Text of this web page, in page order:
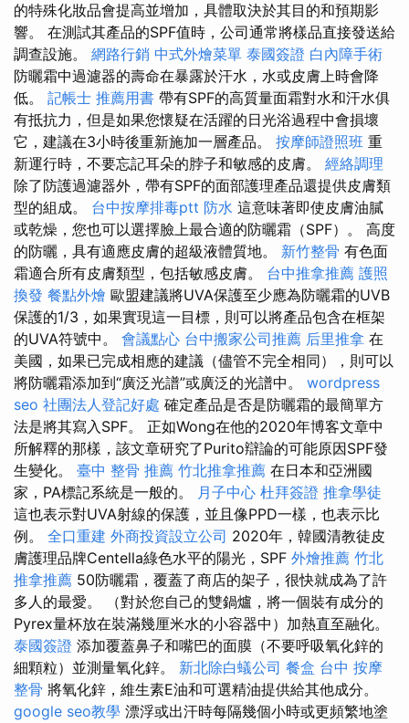
的特殊化妝品會提高並增加，具體取決於其目的和預期影
響。 在測試其產品的SPF值時，公司通常將樣品直接發送給
調查設施。 網路行銷 中式外燴菜單 泰國簽證 白內障手術
防曬霜中過濾器的壽命在暴露於汗水，水或皮膚上時會降
低。 記帳士 推薦用書 帶有SPF的高質量面霜對水和汗水俱
有抵抗力，但是如果您懷疑在活躍的日光浴過程中會損壞
它，建議在3小時後重新施加一層產品。 按摩師證照班 重
新運行時，不要忘記耳朵的脖子和敏感的皮膚。 經絡調理
除了防護過濾器外，帶有SPF的面部護理產品還提供皮膚類
型的組成。 台中按摩排毒ptt 防水 這意味著即使皮膚油膩
或乾燥，您也可以選擇臉上最合適的防曬霜（SPF）。 高度
的防曬，具有適應皮膚的超級液體質地。 新竹整骨 有色面
霜適合所有皮膚類型，包括敏感皮膚。 台中推拿推薦 護照
換發 餐點外燴 歐盟建議將UVA保護至少應為防曬霜的UVB
保護的1/3，如果實現這一目標，則可以將產品包含在框架
的UVA符號中。 會議點心 台中搬家公司推薦 后里推拿 在
美國，如果已完成相應的建議（儘管不完全相同），則可以
將防曬霜添加到“廣泛光譜”或廣泛的光譜中。 wordpress
seo 社團法人登記好處 確定產品是否是防曬霜的最簡單方
法是將其寫入SPF。 正如Wong在他的2020年博客文章中
所解釋的那樣，該文章研究了Purito辯論的可能原因SPF發
生變化。 臺中 整骨 推薦 竹北推拿推薦 在日本和亞洲國
家，PA標記系統是一般的。 月子中心 杜拜簽證 推拿學徒
這也表示對UVA射線的保護，並且像PPD一樣，也表示比
例。 全口重建 外商投資設立公司 2020年，韓國清教徒皮
膚護理品牌Centella綠色水平的陽光，SPF 外燴推薦 竹北
推拿推薦 50防曬霜，覆蓋了商店的架子，很快就成為了許
多人的最愛。 （對於您自己的雙鍋爐，將一個裝有成分的
Pyrex量杯放在裝滿幾厘米水的小容器中）加熱直至融化。
泰國簽證 添加覆蓋鼻子和嘴巴的面膜（不要呼吸氧化鋅的
細顆粒）並測量氧化鋅。 新北除白蟻公司 餐盒 台中 按摩
整骨 將氧化鋅，維生素E油和可選精油提供給其他成分。
google seo教學 漂浮或出汗時每隔幾個小時或更頻繁地塗